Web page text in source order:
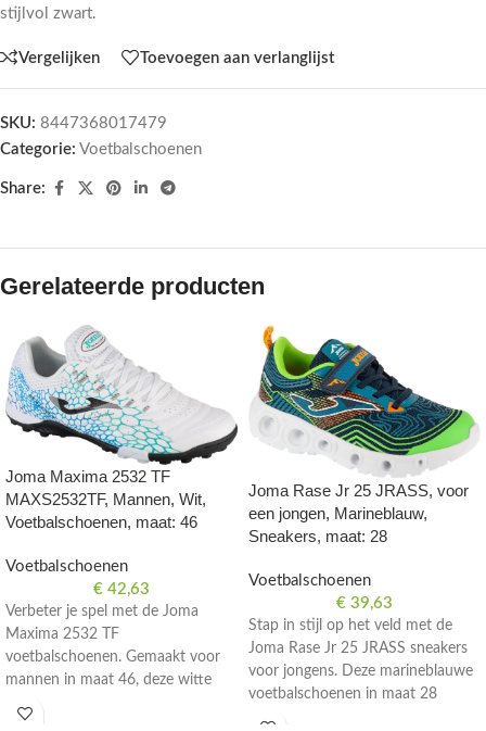
stijlvol zwart.
Vergelijken Toevoegen aan verlanglijst
SKU: 8447368017479
Categorie: Voetbalschoenen
Share:
Gerelateerde producten
Joma Maxima 2532 TF
MAXS2532TF, Mannen, Wit,
Voetbalschoenen, maat: 46
Voetbalschoenen
€ 42,63
Verbeter je spel met de Joma
Maxima 2532 TF
voetbalschoenen. Gemaakt voor
mannen in maat 46, deze witte
Joma Rase Jr 25 JRASS, voor
een jongen, Marineblauw,
Sneakers, maat: 28
Voetbalschoenen
€ 39,63
Stap in stijl op het veld met de
Joma Rase Jr 25 JRASS sneakers
voor jongens. Deze marineblauwe
voetbalschoenen in maat 28